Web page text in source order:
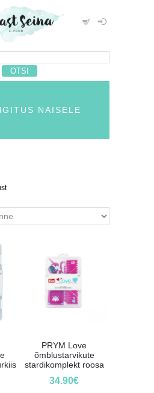
NAISELE
PRYM Love
õmblustarvikute
stardikomplekt roosa
34.90€